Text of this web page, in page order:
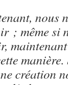
nous
; même si
manière.
création